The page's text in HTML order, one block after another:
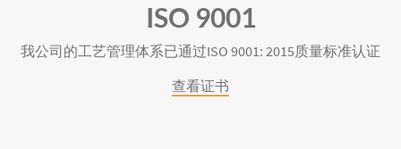
ISO 9001
我公司的工艺管理体系已通过ISO 9001: 2015质量标准认证
查看证书